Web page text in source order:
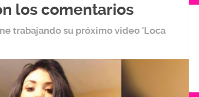
los comentarios
trabajando su próximo video 'Loca
Arequipa
95.9